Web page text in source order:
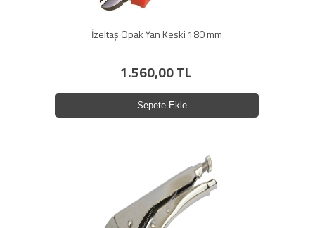
İzeltaş Opak Yan Keski 180 mm
1.560,00 TL
Sepete Ekle